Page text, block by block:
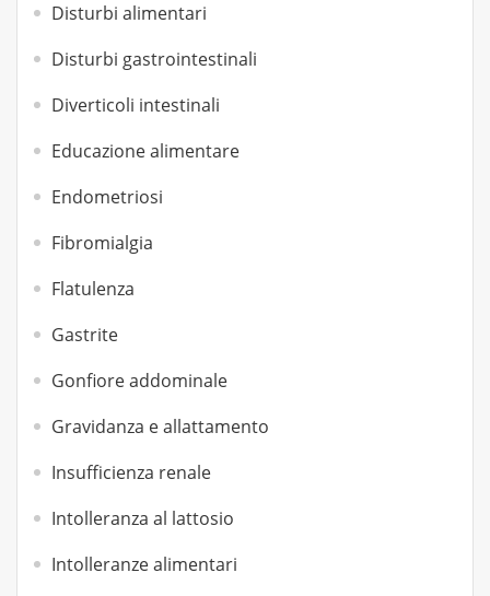
Disturbi alimentari
Disturbi gastrointestinali
Diverticoli intestinali
Educazione alimentare
Endometriosi
Fibromialgia
Flatulenza
Gastrite
Gonfiore addominale
Gravidanza e allattamento
Insufficienza renale
Intolleranza al lattosio
Intolleranze alimentari